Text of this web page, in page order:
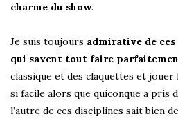
charme du show.
Je suis toujours admirative de
qui savent tout faire
classique et des claquettes et jouer
si facile alors que quiconque a pris
l’autre de ces disciplines sait bien